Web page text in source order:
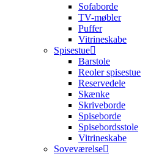
Sofaborde
TV-møbler
Puffer
Vitrineskabe
Spisestue
Barstole
Reoler spisestue
Reservedele
Skænke
Skriveborde
Spiseborde
Spisebordsstole
Vitrineskabe
Soveværelse